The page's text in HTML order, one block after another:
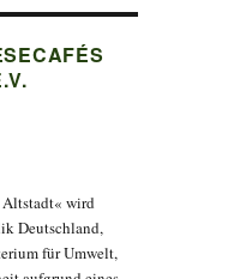
wird
Deutschland,
für Umwelt,